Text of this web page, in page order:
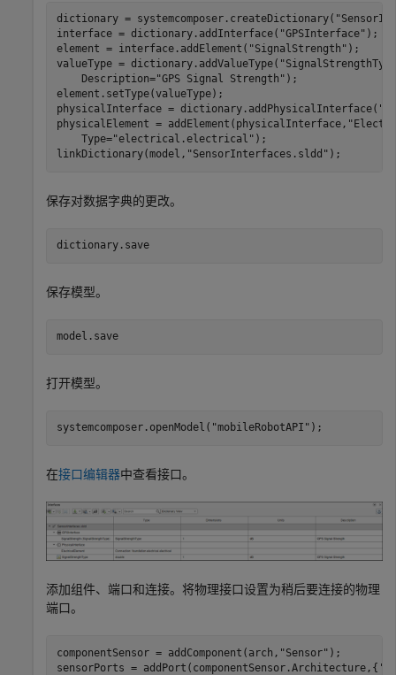
dictionary = systemcomposer.createDictionary(
interface = dictionary.addInterface( "GPSInterface" );
element = interface.addElement( "SignalStrength" );
valueType = dictionary.addValueType(
    Description=
"GPS Signal Strength" );
element.setType(valueType);
physicalInterface = dictionary.addPhysicalInterface(
physicalElement = addElement(physicalInterface,
    Type=
"electrical.electrical" );
linkDictionary(model, "SensorInterfaces.sldd" );
保存对数据字典的更改。
dictionary.save
保存模型。
model.save
打开模型。
systemcomposer.openModel( "mobileRobotAPI" );
在接口编辑器中查看接口。
添加组件、端口和连接。将物理接口设置为稍后要连接的物理
端口。
componentSensor = addComponent(arch, "Sensor" );
sensorPorts = addPort(componentSensor.Architecture,{